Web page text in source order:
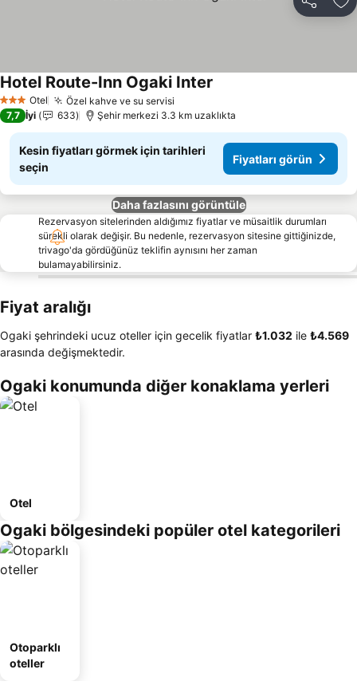
Paylaş
3 YıldızOtel Özel kahve ve su servisi
Hotel Route-Inn Ogaki Inter
7,7 İyi 633 Şehir merkezi 3.3 km uzaklıkta
Kesin fiyatları görmek için tarihleri
seçin
Fiyatları görün
Daha fazlasını görüntüle
Rezervasyon sitelerinden aldığımız fiyatlar ve müsaitlik durumları
sürekli olarak değişir. Bu nedenle, rezervasyon sitesine gittiğinizde,
trivago'da gördüğünüz teklifin aynısını her zaman
bulamayabilirsiniz.
Fiyat aralığı
Ogaki şehrindeki ucuz oteller için gecelik fiyatlar ‎₺1.032 ile ‎₺4.569
arasında değişmektedir.
Ogaki konumunda diğer konaklama yerleri
Otel
Ogaki bölgesindeki popüler otel kategorileri
Otoparklı
oteller